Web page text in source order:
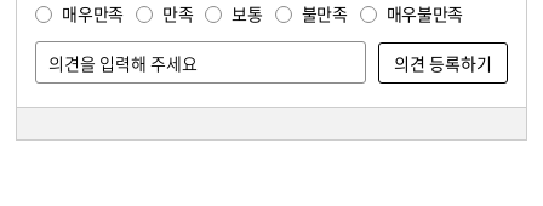
매우만족 만족 보통 불만족 매우불만족